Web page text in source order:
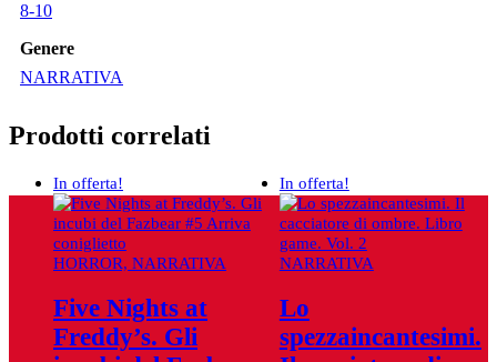
8-10
Genere
NARRATIVA
Prodotti correlati
In offerta!
HORROR, NARRATIVA
Five Nights at
Freddy’s. Gli
In offerta!
NARRATIVA
Lo
spezzaincantesimi.